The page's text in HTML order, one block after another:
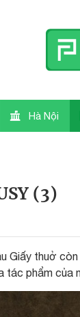
Hà Nội
(3)
Giấy thuở
phẩm của